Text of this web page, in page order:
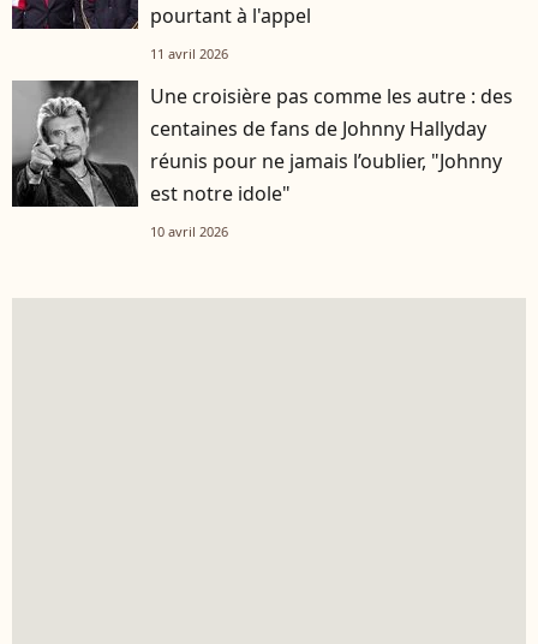
pourtant à l'appel
11 avril 2026
Une croisière pas comme les autre : des
centaines de fans de Johnny Hallyday
réunis pour ne jamais l’oublier, "Johnny
est notre idole"
10 avril 2026